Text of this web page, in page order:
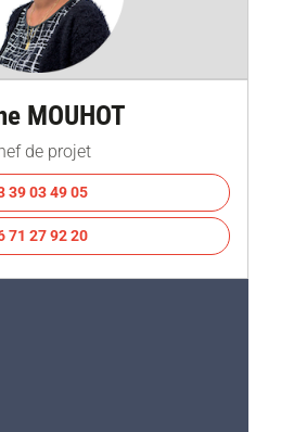
MOUHOT
de projet
39 03 49 05
71 27 92 20